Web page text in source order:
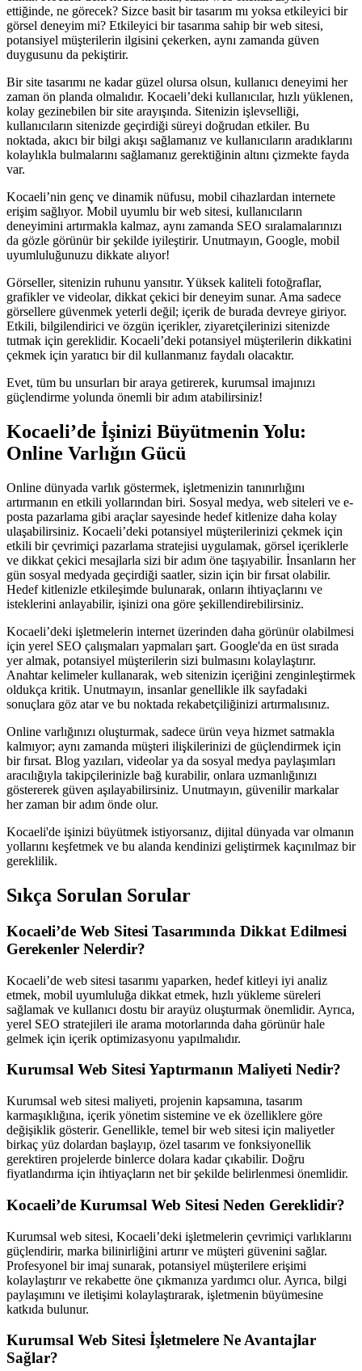
ettiğinde, ne görecek? Sizce basit bir tasarım mı yoksa etkileyici bir
görsel deneyim mi? Etkileyici bir tasarıma sahip bir web sitesi,
potansiyel müşterilerin ilgisini çekerken, aynı zamanda güven
duygusunu da pekiştirir.
Bir site tasarımı ne kadar güzel olursa olsun, kullanıcı deneyimi her
zaman ön planda olmalıdır. Kocaeli’deki kullanıcılar, hızlı yüklenen,
kolay gezinebilen bir site arayışında. Sitenizin işlevselliği,
kullanıcıların sitenizde geçirdiği süreyi doğrudan etkiler. Bu
noktada, akıcı bir bilgi akışı sağlamanız ve kullanıcıların aradıklarını
kolaylıkla bulmalarını sağlamanız gerektiğinin altını çizmekte fayda
var.
Kocaeli’nin genç ve dinamik nüfusu, mobil cihazlardan internete
erişim sağlıyor. Mobil uyumlu bir web sitesi, kullanıcıların
deneyimini artırmakla kalmaz, aynı zamanda SEO sıralamalarınızı
da gözle görünür bir şekilde iyileştirir. Unutmayın, Google, mobil
uyumluluğunuzu dikkate alıyor!
Görseller, sitenizin ruhunu yansıtır. Yüksek kaliteli fotoğraflar,
grafikler ve videolar, dikkat çekici bir deneyim sunar. Ama sadece
görsellere güvenmek yeterli değil; içerik de burada devreye giriyor.
Etkili, bilgilendirici ve özgün içerikler, ziyaretçilerinizi sitenizde
tutmak için gereklidir. Kocaeli’deki potansiyel müşterilerin dikkatini
çekmek için yaratıcı bir dil kullanmanız faydalı olacaktır.
Evet, tüm bu unsurları bir araya getirerek, kurumsal imajınızı
güçlendirme yolunda önemli bir adım atabilirsiniz!
Kocaeli’de İşinizi Büyütmenin Yolu:
Online Varlığın Gücü
Online dünyada varlık göstermek, işletmenizin tanınırlığını
artırmanın en etkili yollarından biri. Sosyal medya, web siteleri ve e-
posta pazarlama gibi araçlar sayesinde hedef kitlenize daha kolay
ulaşabilirsiniz. Kocaeli’deki potansiyel müşterilerinizi çekmek için
etkili bir çevrimiçi pazarlama stratejisi uygulamak, görsel içeriklerle
ve dikkat çekici mesajlarla sizi bir adım öne taşıyabilir. İnsanların her
gün sosyal medyada geçirdiği saatler, sizin için bir fırsat olabilir.
Hedef kitlenizle etkileşimde bulunarak, onların ihtiyaçlarını ve
isteklerini anlayabilir, işinizi ona göre şekillendirebilirsiniz.
Kocaeli’deki işletmelerin internet üzerinden daha görünür olabilmesi
için yerel SEO çalışmaları yapmaları şart. Google'da en üst sırada
yer almak, potansiyel müşterilerin sizi bulmasını kolaylaştırır.
Anahtar kelimeler kullanarak, web sitenizin içeriğini zenginleştirmek
oldukça kritik. Unutmayın, insanlar genellikle ilk sayfadaki
sonuçlara göz atar ve bu noktada rekabetçiliğinizi artırmalısınız.
Online varlığınızı oluşturmak, sadece ürün veya hizmet satmakla
kalmıyor; aynı zamanda müşteri ilişkilerinizi de güçlendirmek için
bir fırsat. Blog yazıları, videolar ya da sosyal medya paylaşımları
aracılığıyla takipçilerinizle bağ kurabilir, onlara uzmanlığınızı
göstererek güven aşılayabilirsiniz. Unutmayın, güvenilir markalar
her zaman bir adım önde olur.
Kocaeli'de işinizi büyütmek istiyorsanız, dijital dünyada var olmanın
yollarını keşfetmek ve bu alanda kendinizi geliştirmek kaçınılmaz bir
gereklilik.
Sıkça Sorulan Sorular
Kocaeli’de Web Sitesi Tasarımında Dikkat Edilmesi
Gerekenler Nelerdir?
Kocaeli’de web sitesi tasarımı yaparken, hedef kitleyi iyi analiz
etmek, mobil uyumluluğa dikkat etmek, hızlı yükleme süreleri
sağlamak ve kullanıcı dostu bir arayüz oluşturmak önemlidir. Ayrıca,
yerel SEO stratejileri ile arama motorlarında daha görünür hale
gelmek için içerik optimizasyonu yapılmalıdır.
Kurumsal Web Sitesi Yaptırmanın Maliyeti Nedir?
Kurumsal web sitesi maliyeti, projenin kapsamına, tasarım
karmaşıklığına, içerik yönetim sistemine ve ek özelliklere göre
değişiklik gösterir. Genellikle, temel bir web sitesi için maliyetler
birkaç yüz dolardan başlayıp, özel tasarım ve fonksiyonellik
gerektiren projelerde binlerce dolara kadar çıkabilir. Doğru
fiyatlandırma için ihtiyaçların net bir şekilde belirlenmesi önemlidir.
Kocaeli’de Kurumsal Web Sitesi Neden Gereklidir?
Kurumsal web sitesi, Kocaeli’deki işletmelerin çevrimiçi varlıklarını
güçlendirir, marka bilinirliğini artırır ve müşteri güvenini sağlar.
Profesyonel bir imaj sunarak, potansiyel müşterilere erişimi
kolaylaştırır ve rekabette öne çıkmanıza yardımcı olur. Ayrıca, bilgi
paylaşımını ve iletişimi kolaylaştırarak, işletmenin büyümesine
katkıda bulunur.
Kurumsal Web Sitesi İşletmelere Ne Avantajlar
Sağlar?